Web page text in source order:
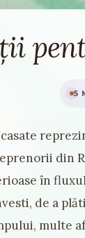
5
din
în
de a
multe